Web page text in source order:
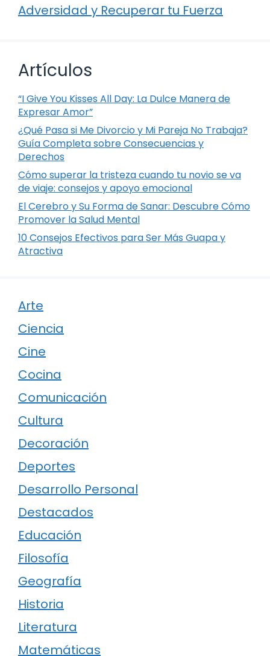
Adversidad y Recuperar tu Fuerza
Artículos
“I Give You Kisses All Day: La Dulce Manera de
Expresar Amor”
¿Qué Pasa si Me Divorcio y Mi Pareja No Trabaja?
Guía Completa sobre Consecuencias y
Derechos
Cómo superar la tristeza cuando tu novio se va
de viaje: consejos y apoyo emocional
El Cerebro y Su Forma de Sanar: Descubre Cómo
Promover la Salud Mental
10 Consejos Efectivos para Ser Más Guapa y
Atractiva
Arte
Ciencia
Cine
Cocina
Comunicación
Cultura
Decoración
Deportes
Desarrollo Personal
Destacados
Educación
Filosofía
Geografía
Historia
Literatura
Matemáticas